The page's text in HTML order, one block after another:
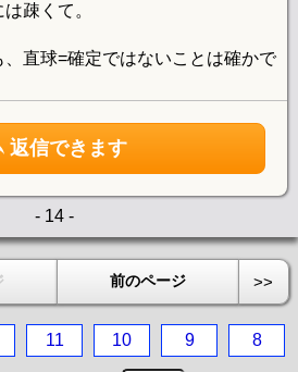
疎くて。
直球=確定ではないことは確かで
返信できます
- 14 -
前のページ >>
11 10 9 8